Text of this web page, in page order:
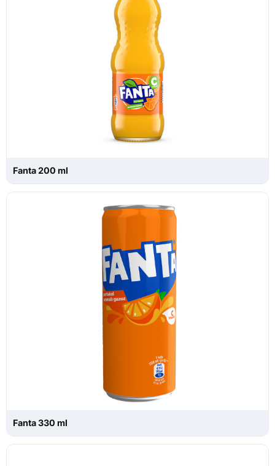
Fanta 200 ml
Fanta 330 ml